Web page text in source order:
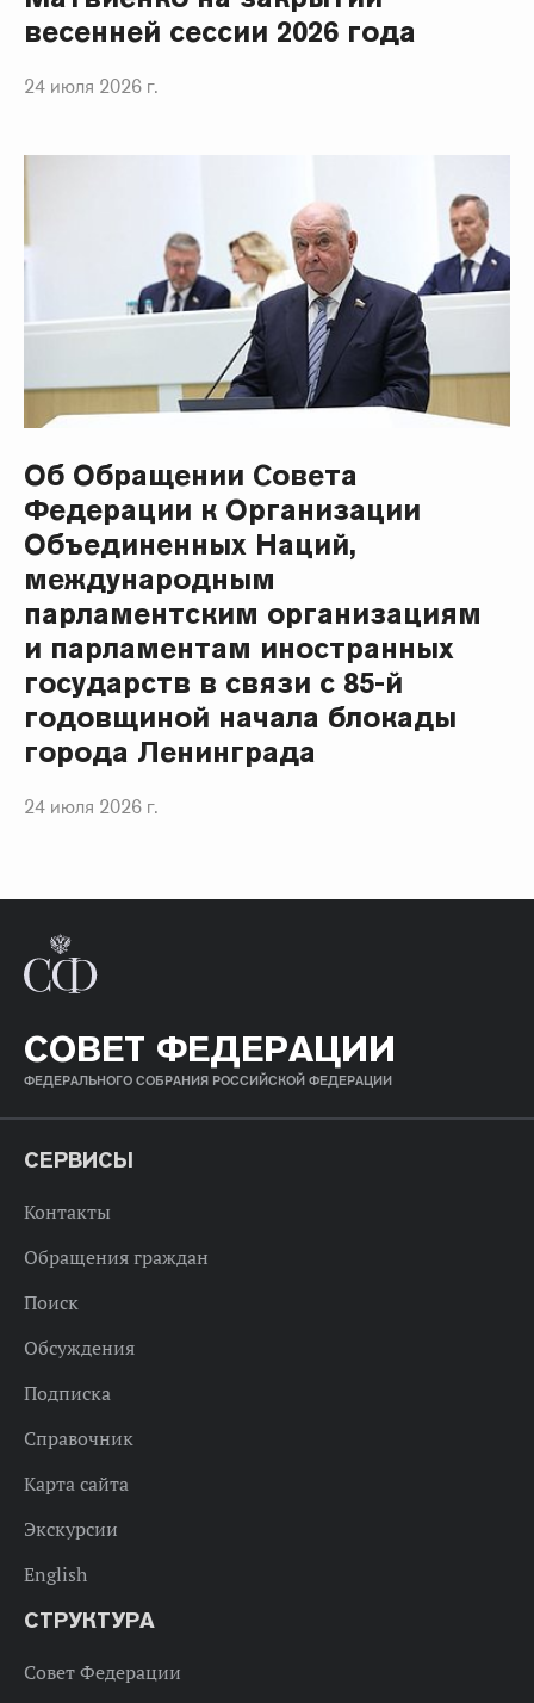
весенней сессии 2026 года
24 июля 2026 г.
Об Обращении Совета
Федерации к Организации
Объединенных Наций,
международным
парламентским организациям
и парламентам иностранных
государств в связи с 85-й
годовщиной начала блокады
города Ленинграда
24 июля 2026 г.
СОВЕТ ФЕДЕРАЦИИ
ФЕДЕРАЛЬНОГО СОБРАНИЯ РОССИЙСКОЙ ФЕДЕРАЦИИ
СЕРВИСЫ
Контакты
Обращения граждан
Поиск
Обсуждения
Подписка
Справочник
Карта сайта
Экскурсии
English
СТРУКТУРА
Совет Федерации